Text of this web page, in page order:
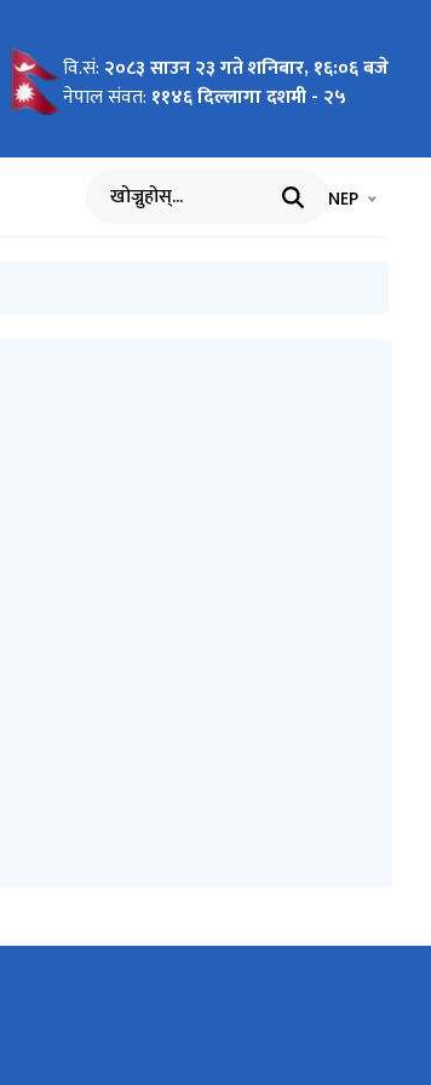
वि.सं: २०८३ साउन २३ गते शनिबार, १६:०६ बजे
नेपाल संवत: ११४६ दिल्लागा दशमी - २५
खोज्नुहोस् भाषा चयन
NEP
असारसम्म)